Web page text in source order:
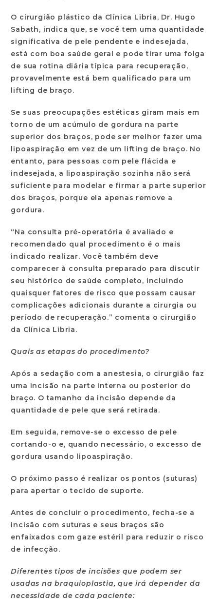
O cirurgião plástico da Clínica Libria, Dr. Hugo
Sabath, indica que, se você tem uma quantidade
significativa de pele pendente e indesejada,
está com boa saúde geral e pode tirar uma folga
de sua rotina diária típica para recuperação,
provavelmente está bem qualificado para um
lifting de braço.
Se suas preocupações estéticas giram mais em
torno de um acúmulo de gordura na parte
superior dos braços, pode ser melhor fazer uma
lipoaspiração em vez de um lifting de braço. No
entanto, para pessoas com pele flácida e
indesejada, a lipoaspiração sozinha não será
suficiente para modelar e firmar a parte superior
dos braços, porque ela apenas remove a
gordura.
“Na consulta pré-operatória é avaliado e
recomendado qual procedimento é o mais
indicado realizar. Você também deve
comparecer à consulta preparado para discutir
seu histórico de saúde completo, incluindo
quaisquer fatores de risco que possam causar
complicações adicionais durante a cirurgia ou
período de recuperação.” comenta o cirurgião
da Clínica Libria.
Quais as etapas do procedimento?
Após a sedação com a anestesia, o cirurgião faz
uma incisão na parte interna ou posterior do
braço. O tamanho da incisão depende da
quantidade de pele que será retirada.
Em seguida, remove-se o excesso de pele
cortando-o e, quando necessário, o excesso de
gordura usando lipoaspiração.
O próximo passo é realizar os pontos (suturas)
para apertar o tecido de suporte.
Antes de concluir o procedimento, fecha-se a
incisão com suturas e seus braços são
enfaixados com gaze estéril para reduzir o risco
de infecção.
Diferentes tipos de incisões que podem ser
usadas na braquioplastia, que irá depender da
necessidade de cada paciente: